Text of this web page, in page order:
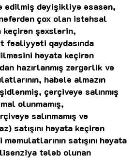
edilmiş dəyişikliyə əsasən,
çox olan istehsal
şəxslərin,
fəaliyyəti qaydasında
həyata keçirən
hazırlanmış zərgərlik və
habelə almazın
çərçivəyə salınmış
olunmamış,
salınmamış və
satışını həyata keçirən
satışını həyata
tələb olunan